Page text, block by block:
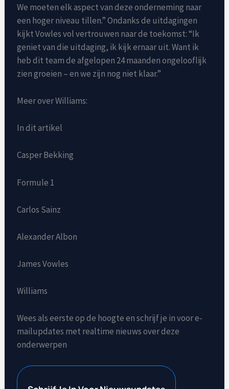
We moeten elk aspect van deze onderneming naar
een hoger niveau tillen.” Ondanks de uitdagingen
kijkt Vowles vol vertrouwen naar de toekomst: “Ik
geniet van die uitdaging, ik kijk ernaar uit. Want ik
heb dit team de afgelopen 24 maanden ongelooflijk
zien groeien – en we zijn nog niet klaar.”
Meer over Williams:
In dit artikel
Casper Bekking
Formule 1
Carlos Sainz
Alexander Albon
James Vowles
Williams
Wees als eerste op de hoogte en schrijf je in voor e-
mailupdates met realtime nieuws over deze
onderwerpen